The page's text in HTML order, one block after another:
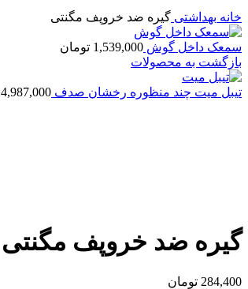
خانه بهداشتی گیره ضد خروپف مگنتی
سمعک داخل گوش 1,539,000 تومان
بازگشت به محصولات
تیبل میت چند منظوره رخشان صدف 4,987,000
گیره ضد خروپف مگنتی
284,400 تومان